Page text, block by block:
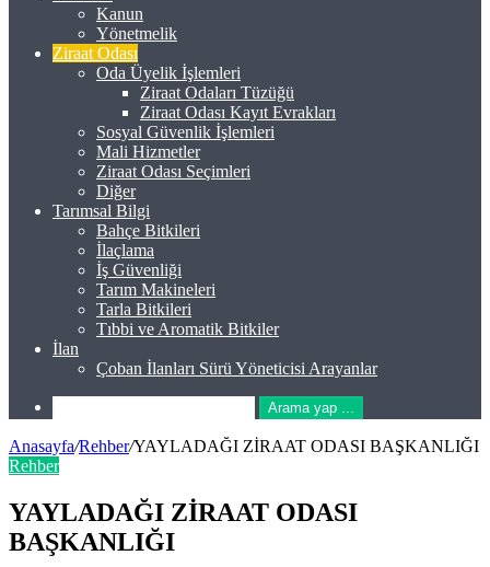
Kanun
Yönetmelik
Ziraat Odası
Oda Üyelik İşlemleri
Ziraat Odaları Tüzüğü
Ziraat Odası Kayıt Evrakları
Sosyal Güvenlik İşlemleri
Mali Hizmetler
Ziraat Odası Seçimleri
Diğer
Tarımsal Bilgi
Bahçe Bitkileri
İlaçlama
İş Güvenliği
Tarım Makineleri
Tarla Bitkileri
Tıbbi ve Aromatik Bitkiler
İlan
Çoban İlanları Sürü Yöneticisi Arayanlar
Arama yap ...
Anasayfa/Rehber/YAYLADAĞI ZİRAAT ODASI BAŞKANLIĞI
Rehber
YAYLADAĞI ZİRAAT ODASI
BAŞKANLIĞI